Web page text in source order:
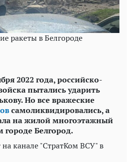
ракеты в Белгороде
2022 года, российско-
пытались ударить
Но все вражеские
самоликвидировались, а
на жилой многоэтажный
Белгород.
канале "СтратКом ВСУ" в